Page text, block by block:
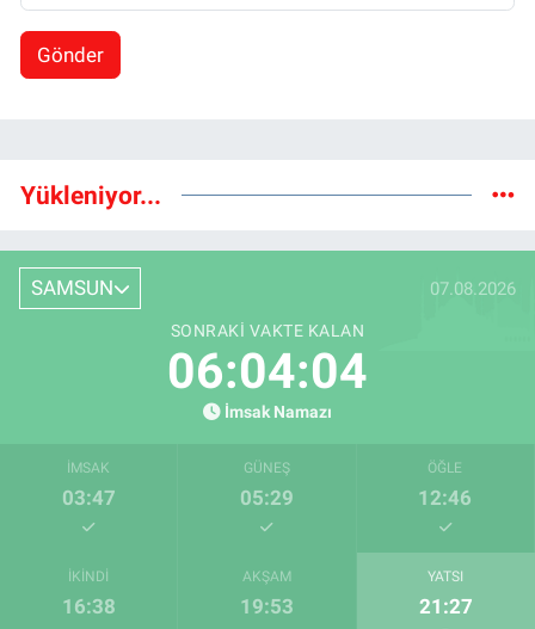
Gönder
Yükleniyor...
SAMSUN 07.08.2026
SONRAKI VAKTE KALAN
06:04:03
İmsak Namazı
İMSAK
03:47
GÜNEŞ
05:29
ÖĞLE
12:46
İKINDI
16:38
AKŞAM
19:53
YATSI
21:27